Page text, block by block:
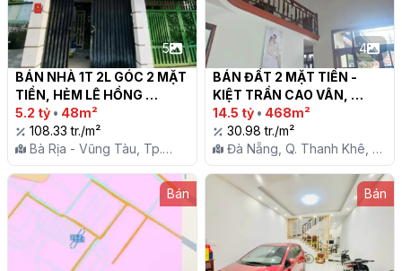
5
BÁN NHÀ 1T 2L GÓC 2 MẶT
TIỀN, HẺM LÊ HỒNG
PHONG, P4 TPVT
5.2 tỷ • 48m²
108.33 tr./m²
Bà Rịa - Vũng Tàu, Tp.
Vũng Tàu, P. 4
4
BÁN ĐẤT 2 MẶT TIỀN -
KIỆT TRẦN CAO VÂN,
QUẬN THANH KHÊ, TP. ĐÀ
NẴNG
14.5 tỷ • 468m²
30.98 tr./m²
Đà Nẵng, Q. Thanh Khê, P.
Thanh Khê Đông
Bán
Bán